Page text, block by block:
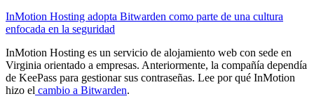
InMotion Hosting adopta Bitwarden como parte de una cultura
enfocada en la seguridad
InMotion Hosting es un servicio de alojamiento web con sede en
Virginia orientado a empresas. Anteriormente, la compañía dependía
de KeePass para gestionar sus contraseñas. Lee por qué InMotion
hizo el cambio a Bitwarden.